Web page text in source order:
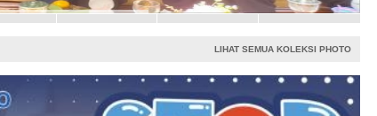
4 5
LIHAT SEMUA KOLEKSI PHOTO